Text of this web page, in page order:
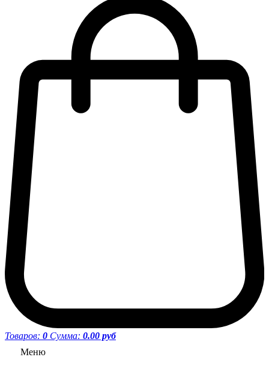
Товаров: 0 Сумма: 0.00 руб
Меню